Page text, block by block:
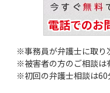
電話でのお
事務員が弁護士に取り
被害者の方のご相談は
初回の弁護士相談は60